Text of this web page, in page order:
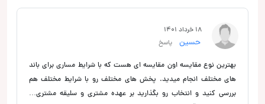
18 خرداد 1401
حسين پاسخ
بهترين نوع مقايسه اون مقايسه اي هست كه با شرايط مساري براي باند
هاي مختلف انجام ميديد. پخش هاي مختلف رو با شرايط مختلف هم
بررسي كنيد و انتخاب رو بگذاريد بر عهده مشتري و سليقه مشتري…